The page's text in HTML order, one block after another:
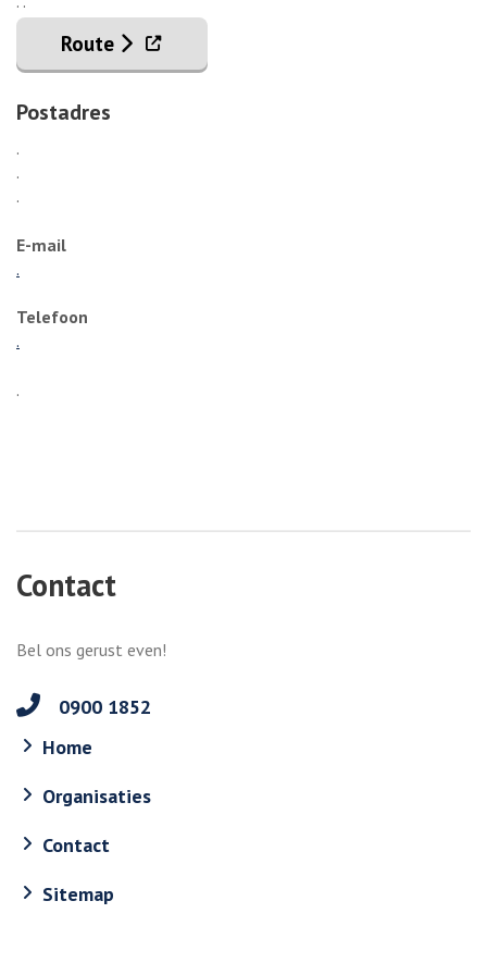
Route . Externe link
Postadres
.
.
.
E-mail
.
Telefoon
.
.
Contact
Bel ons gerust even!
0900 1852
Home
Organisaties
Contact
Sitemap